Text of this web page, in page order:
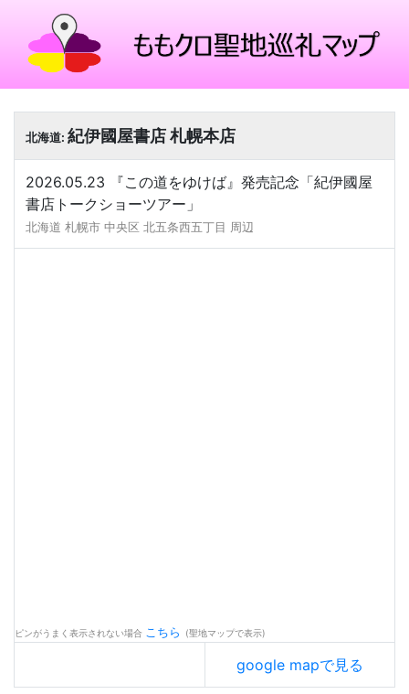
北海道: 紀伊國屋書店 札幌本店
2026.05.23 『この道をゆけば』発売記念「紀伊國屋
書店トークショーツアー」
北海道 札幌市 中央区 北五条西五丁目 周辺
ピンがうまく表示されない場合 こちら (聖地マップで表示)
google mapで見る